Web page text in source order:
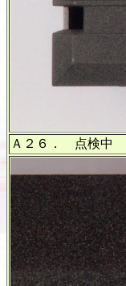
Ａ２６． 点検中